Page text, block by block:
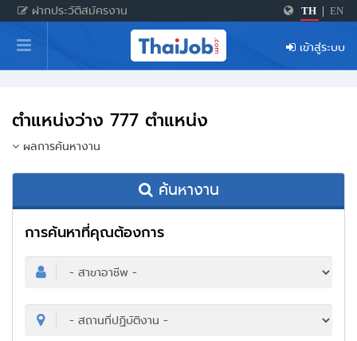
ฝากประวัติสมัครงาน TH EN
หน้าหลัก
ผู้สมัครงาน: เข้าสู่ระบบ
เกร็ดความรู้
สำหรับผู้ประกอบการ
เข้าสู่ระบบ
ตำแหน่งว่าง 777 ตำแหน่ง
ผลการค้นหางาน
ค้นหางาน
การค้นหาที่คุณต้องการ